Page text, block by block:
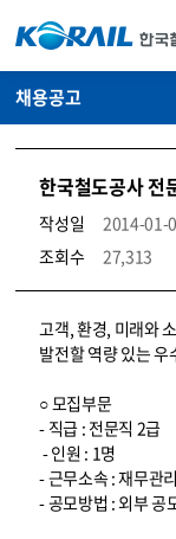
채용공고
한국철도공사 전
작성일
2014-01-
조회수
27,313
코레일소개_경영공시_채용공고 상세보기 – 내용, 파일, 담당자 연락처로 구성
고객, 환경, 미래와
발전할 역량 있는
○ 모집부문
- 직급 : 전문직 2급
- 인원 : 1명
- 근무소속 : 재무관
- 공모방법 : 외부 공